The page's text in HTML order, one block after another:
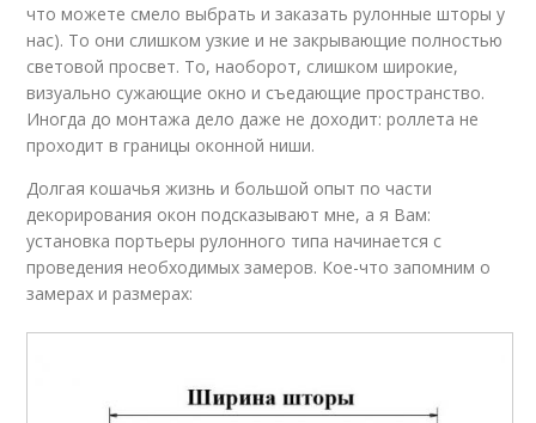
что можете смело выбрать и заказать рулонные шторы у
нас). То они слишком узкие и не закрывающие полностью
световой просвет. То, наоборот, слишком широкие,
визуально сужающие окно и съедающие пространство.
Иногда до монтажа дело даже не доходит: роллета не
проходит в границы оконной ниши.
Долгая кошачья жизнь и большой опыт по части
декорирования окон подсказывают мне, а я Вам:
установка портьеры рулонного типа начинается с
проведения необходимых замеров. Кое-что запомним о
замерах и размерах: